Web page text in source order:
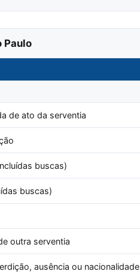
Paulo
de ato da serventia
buscas)
buscas)
outra serventia
ausência ou nacionalidade